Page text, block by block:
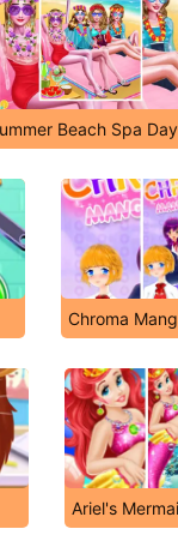
Beach Spa Day
Chroma
Ariel's